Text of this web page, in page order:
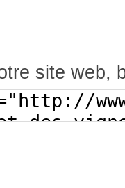
site web,